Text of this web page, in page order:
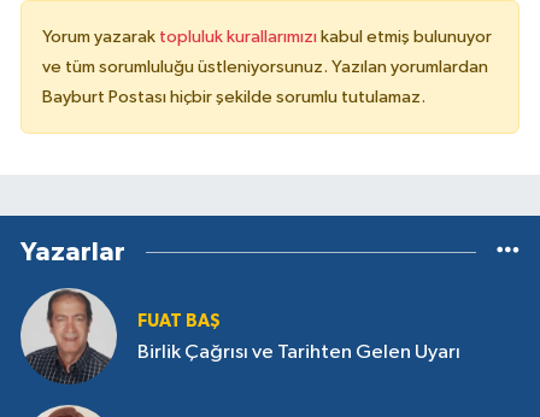
Yorum yazarak topluluk kurallarımızı kabul etmiş bulunuyor
ve tüm sorumluluğu üstleniyorsunuz. Yazılan yorumlardan
Bayburt Postası hiçbir şekilde sorumlu tutulamaz.
Yazarlar
FUAT BAŞ
Birlik Çağrısı ve Tarihten Gelen Uyarı